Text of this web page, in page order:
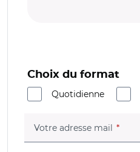
Choix du format
Quotidienne
Votre adresse mail